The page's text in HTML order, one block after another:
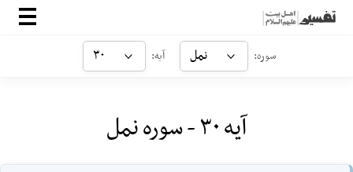
صفحه‌اصلی
سوره: نمل آیه: ۳۰
آیه ۳۰ - سوره نمل